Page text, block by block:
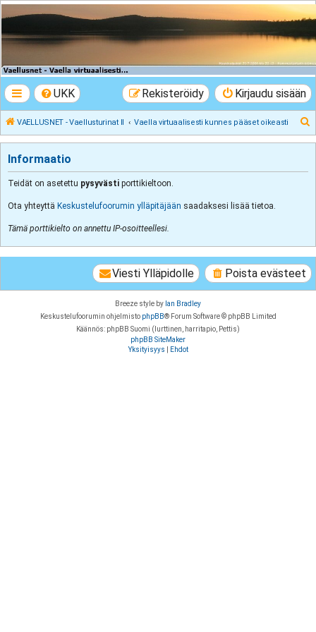
VAELLUSNET -
Vaellusturinat II
UKK Kirjaudu sisään
Rekisteröidy
VAELLUSNET - Vaellusturinat II Vaella virtuaalisesti kunnes pääset oikeasti
Informaatio
Teidät on asetettu pysyvästi porttikieltoon.
Ota yhteyttä Keskustelufoorumin ylläpitäjään saadaksesi lisää tietoa.
Tämä porttikielto on annettu IP-osoitteellesi.
Poista evästeet
Viesti Ylläpidolle
Breeze style by Ian Bradley
Keskustelufoorumin ohjelmisto phpBB® Forum Software © phpBB Limited
Käännös: phpBB Suomi (lurttinen, harritapio, Pettis)
phpBB SiteMaker
Yksityisyys
Ehdot